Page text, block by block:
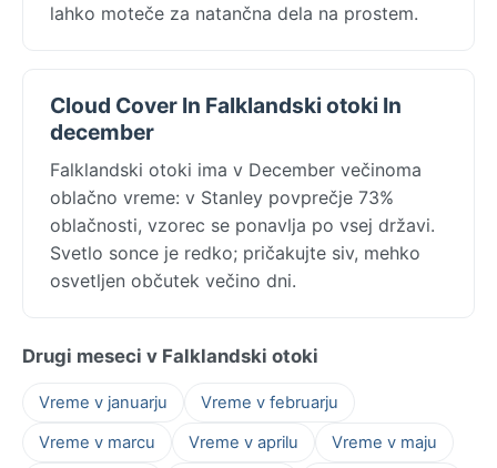
lahko moteče za natančna dela na prostem.
Cloud Cover In Falklandski otoki In
december
Falklandski otoki ima v December večinoma
oblačno vreme: v Stanley povprečje 73%
oblačnosti, vzorec se ponavlja po vsej državi.
Svetlo sonce je redko; pričakujte siv, mehko
osvetljen občutek večino dni.
Drugi meseci v Falklandski otoki
Vreme v januarju
Vreme v februarju
Vreme v marcu
Vreme v aprilu Vreme v maju